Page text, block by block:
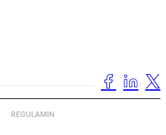
REGULAMIN